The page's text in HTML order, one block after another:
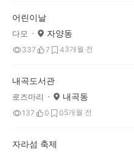
어린이날
다모 자양동
337 7 43개월 전
내곡도서관
로즈마리 내곡동
137 0 05개월 전
자라섬 축제